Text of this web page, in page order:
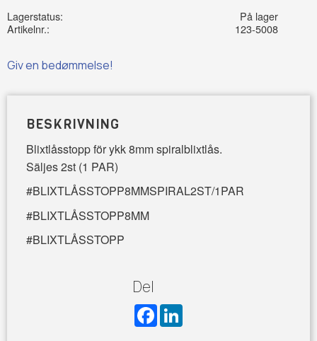
Lagerstatus
På lager
Artikelnr.
123-5008
Giv en bedømmelse!
BESKRIVNING
Blixtlåsstopp för ykk 8mm spiralblixtlås.
Säljes 2st (1 PAR)
#BLIXTLÅSSTOPP8MMSPIRAL2ST/1PAR
#BLIXTLÅSSTOPP8MM
#BLIXTLÅSSTOPP
Del
F
a